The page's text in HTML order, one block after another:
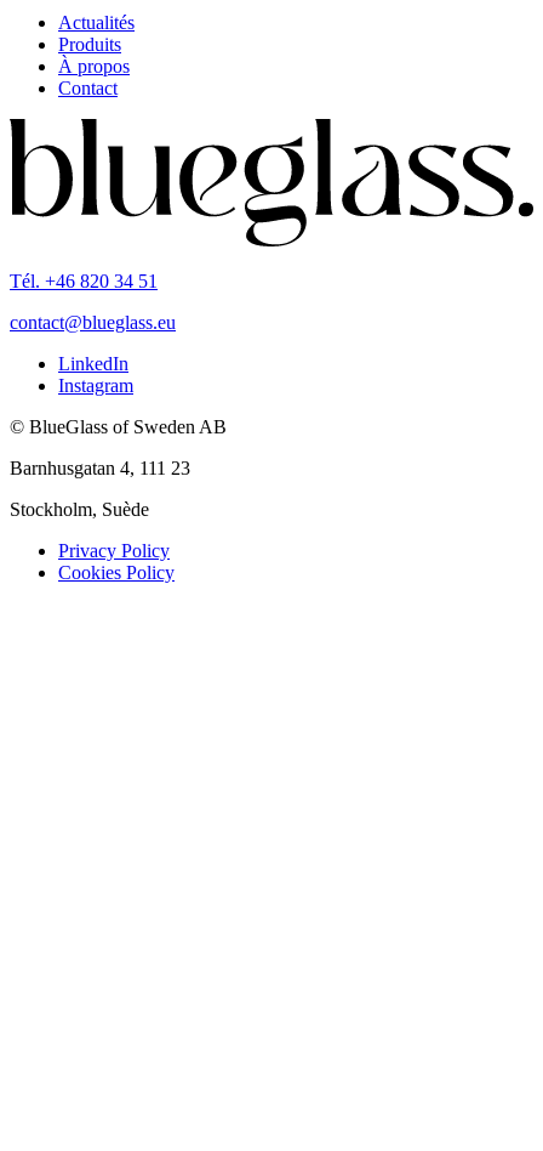
Actualités
Produits
À propos
Contact
Tél. +46 820 34 51
contact@blueglass.eu
LinkedIn
Instagram
© BlueGlass of Sweden AB
Barnhusgatan 4, 111 23
Stockholm, Suède
Privacy Policy
Cookies Policy